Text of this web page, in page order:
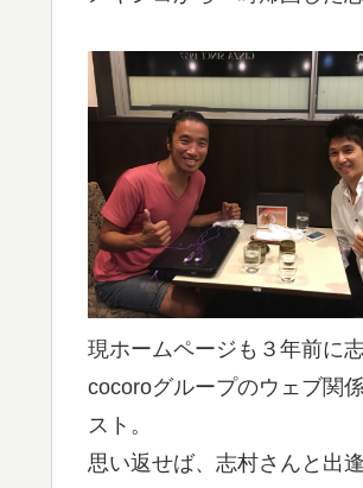
現ホームページも３年前に
cocoroグループのウェブ関
スト。
思い返せば、志村さんと出